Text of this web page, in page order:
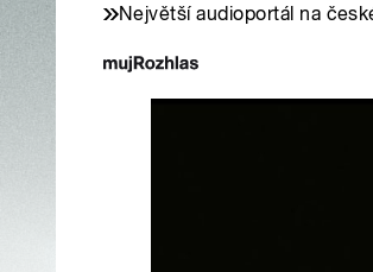
Největší audioportál na